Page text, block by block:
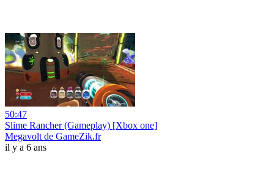
50:47
Slime Rancher (Gameplay) [Xbox one]
Megavolt de GameZik.fr
il y a 6 ans